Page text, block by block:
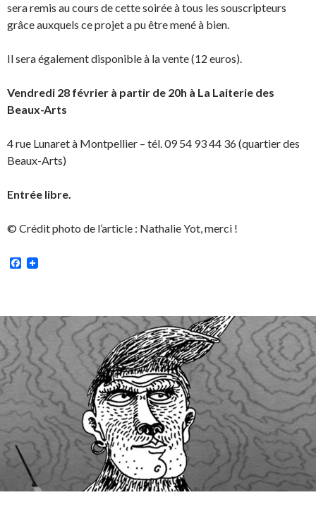
sera remis au cours de cette soirée à tous les souscripteurs
grâce auxquels ce projet a pu être mené à bien.
Il sera également disponible à la vente (12 euros).
Vendredi 28 février à partir de 20h à La Laiterie des
Beaux-Arts
4 rue Lunaret à Montpellier – tél. 09 54 93 44 36 (quartier des
Beaux-Arts)
Entrée libre.
© Crédit photo de l’article : Nathalie Yot, merci !
Facebook